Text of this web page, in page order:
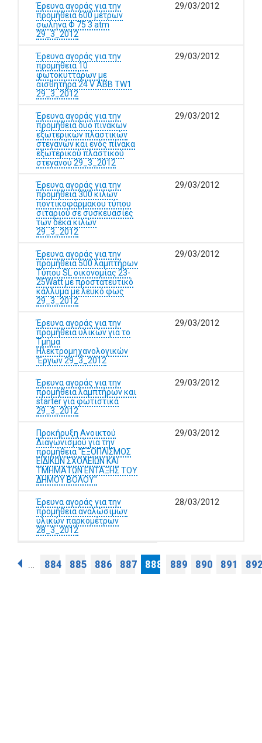
Έρευνα αγοράς για την
προμήθεια 600 μέτρων
σωλήνα Φ 75 3 atm
29_3_2012
29/03/2012
Έρευνα αγοράς για την
προμήθεια 10
φωτοκυττάρων με
αισθητήρα 24 V ABB TW1
29_3_2012
29/03/2012
Έρευνα αγοράς για την
προμήθεια δύο πινάκων
εξωτερικών πλαστικών
στεγανών και ενός πίνακα
εξωτερικού πλαστικού
στεγανού 29_3_2012
29/03/2012
Έρευνα αγοράς για την
προμήθεια 300 κιλών
ποντικοφάρμακου τύπου
σιταριού σε συσκευασίες
των δέκα κιλών
29_3_2012
29/03/2012
Έρευνα αγοράς για την
προμήθεια 500 λαμπτήρων
Τύπου SL οικονομίας 23-
25Watt με προστατευτικό
κάλλυμα με λευκό φως
29_3_2012
29/03/2012
Έρευνα αγοράς για την
προμήθεια υλικών για το
Τμήμα
Ηλεκτρομηχανολογικών
'Εργων 29_3_2012
29/03/2012
Έρευνα αγοράς για την
προμήθεια λαμπτήρων και
starter για φωτιστικά
29_3_2012
29/03/2012
Προκήρυξη Ανοικτού
Διαγωνισμού για την
προμήθεια "ΕΞΟΠΛΙΣΜΟΣ
ΕΙΔΙΚΩΝ ΣΧΟΛΕΙΩΝ ΚΑΙ
ΤΜΗΜΑΤΩΝ ΕΝΤΑΞΗΣ ΤΟΥ
ΔΗΜΟΥ ΒΟΛΟΥ"
29/03/2012
Έρευνα αγοράς για την
προμήθεια αναλώσιμων
υλικών παρκομέτρων
28_3_2012
28/03/2012
Pages
… 884 885 886 887 888 889 890 891